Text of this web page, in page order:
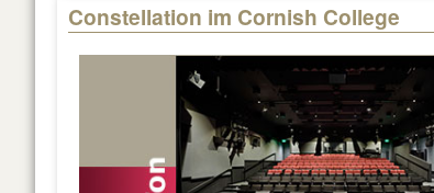
Constellation im Cornish College